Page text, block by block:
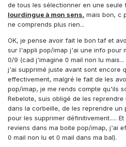
de tous les sélectionner en une seule
lourdingue à mon sens. mais bon, c
ne comprends plus rien...
OK, je pense avoir fait le bon taf et
sur l'appli pop/imap j'ai une info pour
0/9 (cad j'imagine 0 mail non lu
j'ai supprimé juste avant sont encore
effectivement, malgré le fait de les
pop/imap, je me rends compte qu'ils
Rebelote, suis obligé de les
dans la corbeille, de les reprendre un
pour les supprimer définitivement.....
reviens dans ma boite pop/imap, j'ai
0 mail non lu et 0 mail dans ma bal).